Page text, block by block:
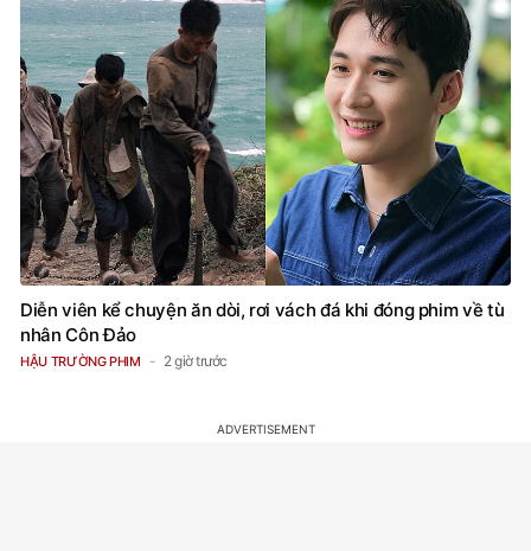
Diễn viên kể chuyện ăn dòi, rơi vách đá khi đóng phim về tù
nhân Côn Đảo
HẬU TRƯỜNG PHIM 2 giờ trước